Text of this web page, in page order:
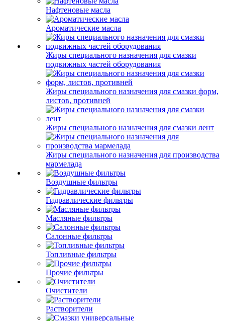
Нафтеновые масла
Ароматические масла
Жиры специального назначения для смазки
подвижных частей оборудования
Жиры специального назначения для смазки форм,
листов, противней
Жиры специального назначения для смазки лент
Жиры специального назначения для производства
мармелада
Воздушные фильтры
Гидравлические фильтры
Масляные фильтры
Салонные фильтры
Топливные фильтры
Прочие фильтры
Очистители
Растворители